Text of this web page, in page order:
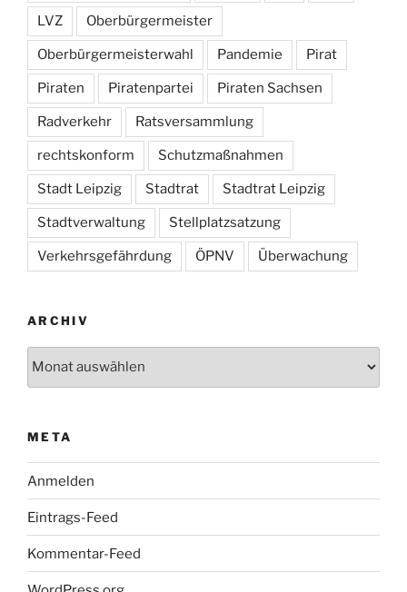
LVZ Oberbürgermeister
Oberbürgermeisterwahl Pandemie Pirat
Piraten Piratenpartei Piraten Sachsen
Radverkehr Ratsversammlung
rechtskonform Schutzmaßnahmen
Stadt Leipzig Stadtrat Stadtrat Leipzig
Stadtverwaltung Stellplatzsatzung
Verkehrsgefährdung ÖPNV Überwachung
ARCHIV
META
Anmelden
Eintrags-Feed
Kommentar-Feed